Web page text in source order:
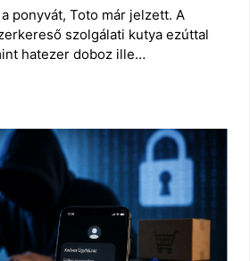
ponyvát, Toto már jelzett. A
szolgálati kutya ezúttal
hatezer doboz ille…